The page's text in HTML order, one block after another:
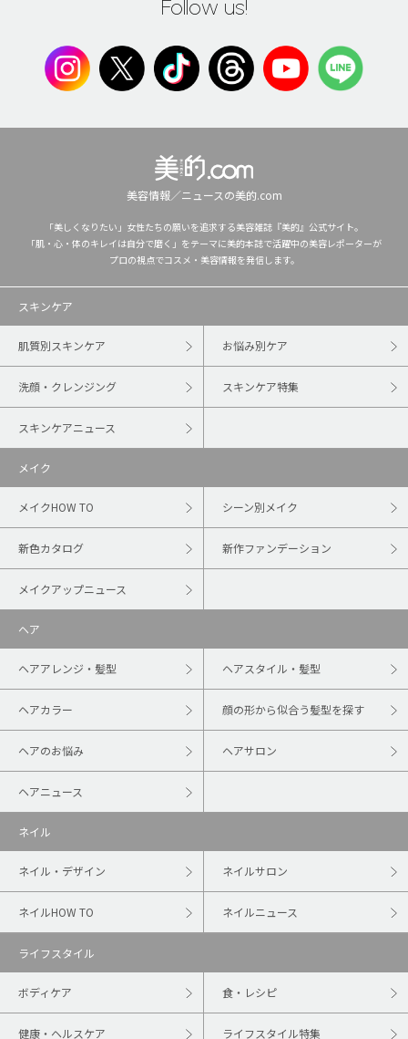
Follow us!
美容情報／ニュースの美的.com
「美しくなりたい」女性たちの願いを追求する美容雑誌『美的』公式サイト。
「肌・心・体のキレイは自分で磨く」をテーマに美的本誌で活躍中の美容レポーターが
プロの視点でコスメ・美容情報を発信します。
スキンケア
肌質別スキンケア お悩み別ケア
洗顔・クレンジング スキンケア特集
スキンケアニュース
メイク
メイクHOW TO シーン別メイク
新色カタログ 新作ファンデーション
メイクアップニュース
ヘア
ヘアアレンジ・髪型 ヘアスタイル・髪型
ヘアカラー 顔の形から似合う髪型を探す
ヘアのお悩み ヘアサロン
ヘアニュース
ネイル
ネイル・デザイン ネイルサロン
ネイルHOW TO ネイルニュース
ライフスタイル
ボディケア 食・レシピ
健康・ヘルスケア ライフスタイル特集